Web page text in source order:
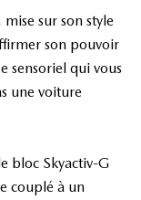
sur son style
son pouvoir
sensoriel qui vous
une voiture
bloc Skyactiv-G
couplé à un